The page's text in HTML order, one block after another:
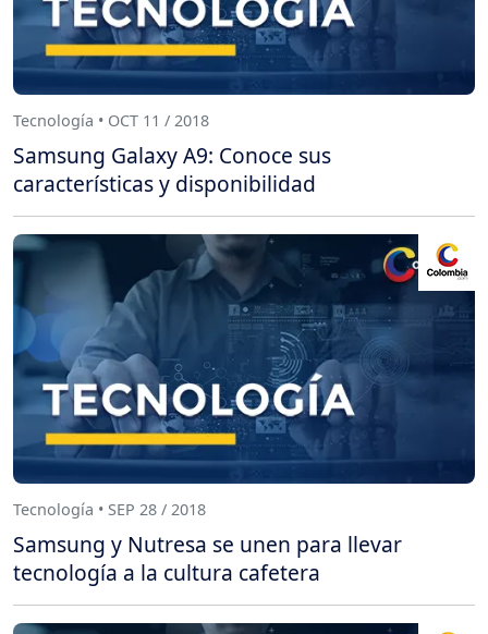
Tecnología • OCT 11 / 2018
Samsung Galaxy A9: Conoce sus
características y disponibilidad
Tecnología • SEP 28 / 2018
Samsung y Nutresa se unen para llevar
tecnología a la cultura cafetera